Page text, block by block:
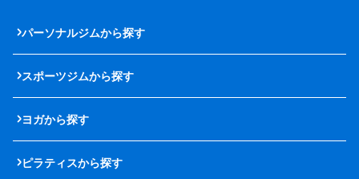
パーソナルジムから探す
スポーツジムから探す
ヨガから探す
ピラティスから探す